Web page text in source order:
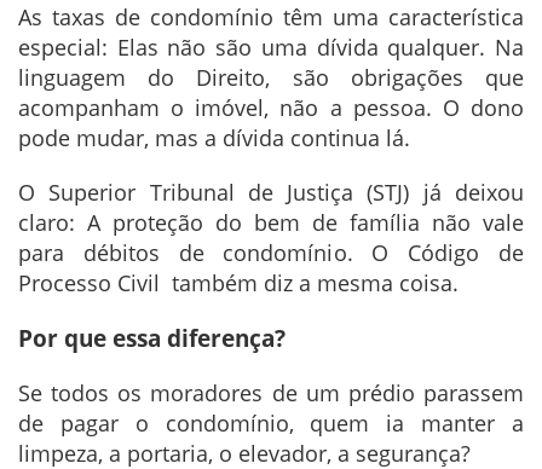
As taxas de condomínio têm uma característica
especial: Elas não são uma dívida qualquer. Na
linguagem do Direito, são obrigações que
acompanham o imóvel, não a pessoa. O dono
pode mudar, mas a dívida continua lá.
O Superior Tribunal de Justiça (STJ) já deixou
claro: A proteção do bem de família não vale
para débitos de condomínio. O Código de
Processo Civil também diz a mesma coisa.
Por que essa diferença?
Se todos os moradores de um prédio parassem
de pagar o condomínio, quem ia manter a
limpeza, a portaria, o elevador, a segurança?